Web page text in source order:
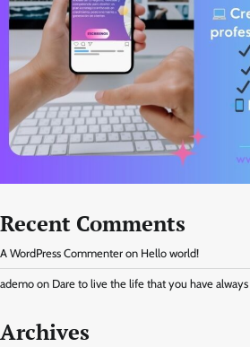
Recent Comments
A WordPress Commenter on Hello world!
ademo on Dare to live the life that you have
Archives